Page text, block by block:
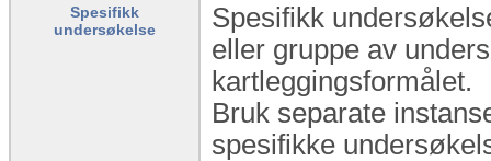
Spesifikk
undersøkelse
Spesifikk
eller gruppe av
kartleggingsformålet.
Bruk separate
spesifikke